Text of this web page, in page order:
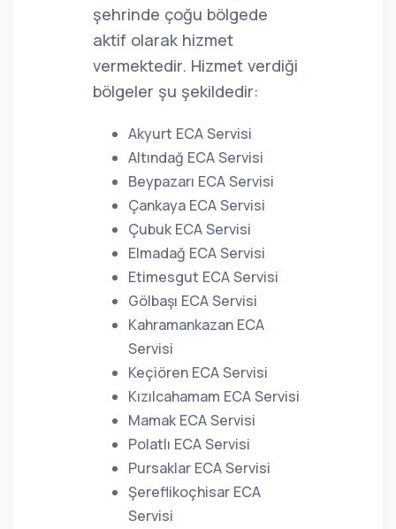
şehrinde çoğu bölgede
aktif olarak hizmet
vermektedir. Hizmet verdiği
bölgeler şu şekildedir:
Akyurt ECA Servisi
Altındağ ECA Servisi
Beypazarı ECA Servisi
Çankaya ECA Servisi
Çubuk ECA Servisi
Elmadağ ECA Servisi
Etimesgut ECA Servisi
Gölbaşı ECA Servisi
Kahramankazan ECA
Servisi
Keçiören ECA Servisi
Kızılcahamam ECA Servisi
Mamak ECA Servisi
Polatlı ECA Servisi
Pursaklar ECA Servisi
Şereflikoçhisar ECA
Servisi